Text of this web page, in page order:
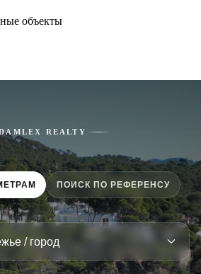
объекты
REALTY
ПОИСК ПО РЕФЕРЕНСУ